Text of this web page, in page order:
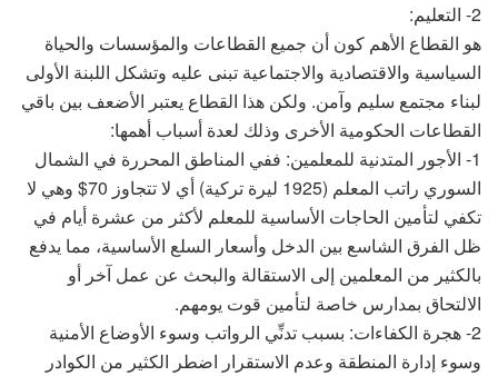
2- التعليم:
هو القطاع الأهم كون أن جميع القطاعات والمؤسسات والحياة
السياسية والاقتصادية والاجتماعية تبنى عليه وتشكل اللبنة الأولى
لبناء مجتمع سليم وآمن. ولكن هذا القطاع يعتبر الأضعف بين باقي
القطاعات الحكومية الأخرى وذلك لعدة أسباب أهمها:
1- الأجور المتدنية للمعلمين: ففي المناطق المحررة في الشمال
السوري راتب المعلم (1925 ليرة تركية) أي لا تتجاوز 70$ وهي لا
تكفي لتأمين الحاجات الأساسية للمعلم لأكثر من عشرة أيام في
ظل الفرق الشاسع بين الدخل وأسعار السلع الأساسية، مما يدفع
بالكثير من المعلمين إلى الاستقالة والبحث عن عمل آخر أو
الالتحاق بمدارس خاصة لتأمين قوت يومهم.
2- هجرة الكفاءات: بسبب تدنِّي الرواتب وسوء الأوضاع الأمنية
وسوء إدارة المنطقة وعدم الاستقرار اضطر الكثير من الكوادر